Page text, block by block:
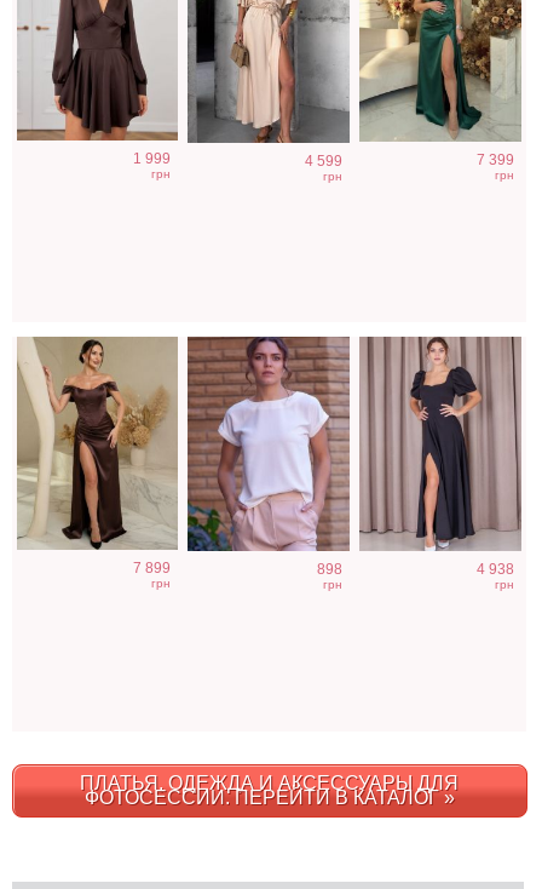
1 999
грн
4 599
грн
7 399
грн
Вечернее
нарядное
7 899
грн
Футболка
однотонная
белого цвета на
898
грн
Элегантное
длинное черное
4 938
грн
ПЛАТЬЯ, ОДЕЖДА И АКСЕССУАРЫ ДЛЯ
ФОТОСЕССИИ. ПЕРЕЙТИ В КАТАЛОГ »